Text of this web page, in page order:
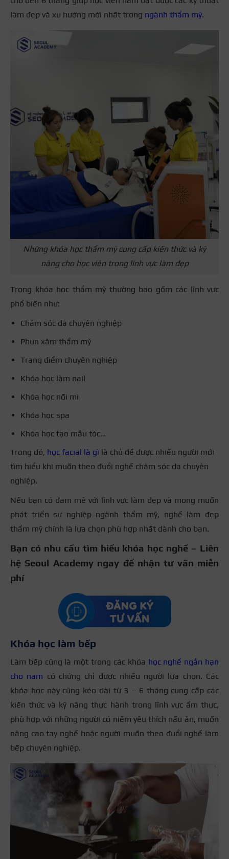
làm đẹp và xu hướng mới nhất trong ngành thẩm mỹ.
Những khóa học thẩm mỹ cung cấp kiến thức và kỹ
năng cho học viên trong lĩnh vực làm đẹp
Trong khóa học thẩm mỹ thường bao gồm các lĩnh vực
phổ biến như:
Chăm sóc da chuyên nghiệp
Phun xăm thẩm mỹ
Trang điểm chuyên nghiệp
Khóa học làm nail
Khóa học nối mi
Khóa học spa
Khóa học tạo mẫu tóc…
Trong đó, học facial là gì là chủ đề được nhiều người mới
tìm hiểu khi muốn theo đuổi nghề chăm sóc da chuyên
nghiệp.
Nếu bạn có đam mê với lĩnh vực làm đẹp và mong muốn
phát triển sự nghiệp ngành thẩm mỹ, nghề làm đẹp
thẩm mỹ chính là lựa chọn phù hợp nhất dành cho bạn.
Bạn có nhu cầu tìm hiểu khóa học nghề – Liên
hệ Seoul Academy ngay để nhận tư vấn miễn
phí
Khóa học làm bếp
Làm bếp cũng là một trong các khóa học nghề ngắn hạn
cho nam có chứng chỉ được nhiều người lựa chọn. Các
khóa học này cũng kéo dài từ 3 – 6 tháng cung cấp các
kiến thức và kỹ năng thực hành trong lĩnh vực ẩm thực,
phù hợp với những người có niềm yêu thích nấu ăn, muốn
nâng cao tay nghề hoặc người muốn theo đuổi nghề làm
bếp chuyên nghiệp.